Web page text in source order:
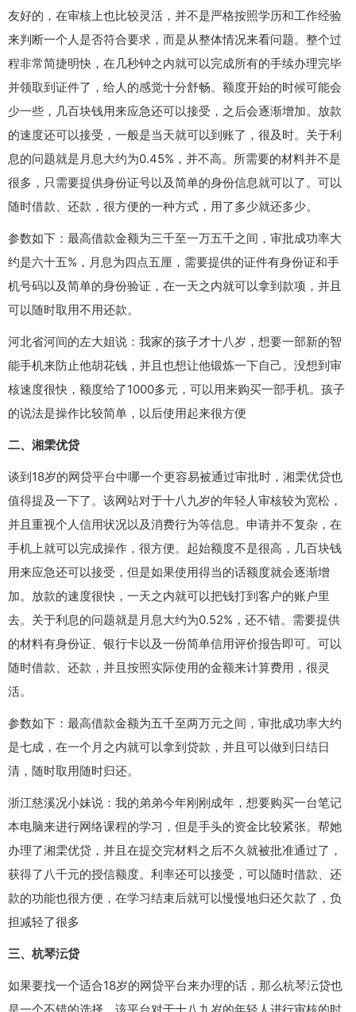
友好的，在审核上也比较灵活，并不是严格按照学历和工作经验
来判断一个人是否符合要求，而是从整体情况来看问题。整个过
程非常简捷明快，在几秒钟之内就可以完成所有的手续办理完毕
并领取到证件了，给人的感觉十分舒畅。额度开始的时候可能会
少一些，几百块钱用来应急还可以接受，之后会逐渐增加。放款
的速度还可以接受，一般是当天就可以到账了，很及时。关于利
息的问题就是月息大约为0.45%，并不高。所需要的材料并不是
很多，只需要提供身份证号以及简单的身份信息就可以了。可以
随时借款、还款，很方便的一种方式，用了多少就还多少。
参数如下：最高借款金额为三千至一万五千之间，审批成功率大
约是六十五%，月息为四点五厘，需要提供的证件有身份证和手
机号码以及简单的身份验证，在一天之内就可以拿到款项，并且
可以随时取用不用还款。
河北省河间的左大姐说：我家的孩子才十八岁，想要一部新的智
能手机来防止他胡花钱，并且也想让他锻炼一下自己。没想到审
核速度很快，额度给了1000多元，可以用来购买一部手机。孩子
的说法是操作比较简单，以后使用起来很方便
二、湘雬优贷
谈到18岁的网贷平台中哪一个更容易被通过审批时，湘雬优贷也
值得提及一下了。该网站对于十八九岁的年轻人审核较为宽松，
并且重视个人信用状况以及消费行为等信息。申请并不复杂，在
手机上就可以完成操作，很方便。起始额度不是很高，几百块钱
用来应急还可以接受，但是如果使用得当的话额度就会逐渐增
加。放款的速度很快，一天之内就可以把钱打到客户的账户里
去。关于利息的问题就是月息大约为0.52%，还不错。需要提供
的材料有身份证、银行卡以及一份简单信用评价报告即可。可以
随时借款、还款，并且按照实际使用的金额来计算费用，很灵
活。
参数如下：最高借款金额为五千至两万元之间，审批成功率大约
是七成，在一个月之内就可以拿到贷款，并且可以做到日结日
清，随时取用随时归还。
浙江慈溪况小妹说：我的弟弟今年刚刚成年，想要购买一台笔记
本电脑来进行网络课程的学习，但是手头的资金比较紧张。帮她
办理了湘雬优贷，并且在提交完材料之后不久就被批准通过了，
获得了八千元的授信额度。利率还可以接受，可以随时借款、还
款的功能也很方便，在学习结束后就可以慢慢地归还欠款了，负
担减轻了很多
三、杭琴沄贷
如果要找一个适合18岁的网贷平台来办理的话，那么杭琴沄贷也